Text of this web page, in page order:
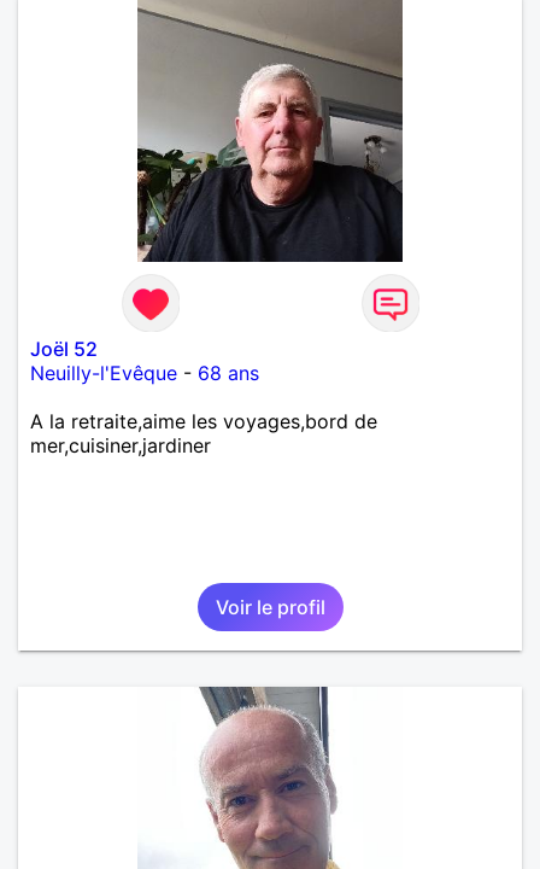
autant être trop locace. Je suis bourré de qualités
avec très peu de défauts. Je suis altruiste,
bienveillant, empathique, attentionné, honnête,
respectueux, doux de caractère et compréhensif : je
laisse « glisser » beaucoup de choses. Mais ne vous
m’éprenez pas Mesdames, si une personne que
j’aime me trahit une fois, il n’y aura pas de seconde
chance et je l’effacerai à « vitam eternam ».
Néanmoins, je suis un tout petit peu maniaque ainsi
qu’impatient. J’essaye de faire des efforts. Rien de
bien dramatique ! Du moins je le pense……Je suis un
homme facile à vivre. À vous si vous le souhaitez,
d’apprendre à me connaître davantage. J’en serai
ravi….A très bientôt je l’espère.
Joël 52
Neuilly-l'Evêque - 68 ans
A la retraite,aime les voyages,bord de
mer,cuisiner,jardiner
Voir le profil